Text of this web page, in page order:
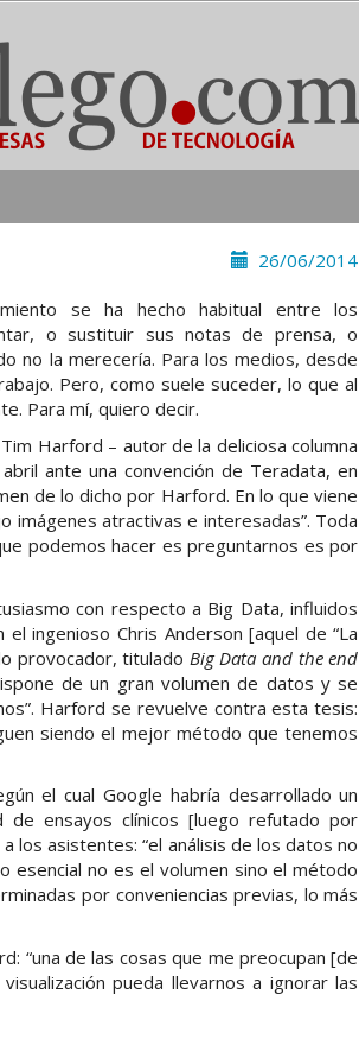
26/06/2014
se ha hecho habitual entre los
o sustituir sus notas de prensa, o
no la merecería. Para los medios, desde
Pero, como suele suceder, lo que al
Para mí, quiero decir.
Harford – autor de la deliciosa columna
ante una convención de Teradata, en
de lo dicho por Harford. En lo que viene
imágenes atractivas e interesadas”. Toda
podemos hacer es preguntarnos es por
con respecto a Big Data, influidos
ingenioso Chris Anderson [aquel de “La
provocador, titulado Big Data and the end
de un gran volumen de datos y se
Harford se revuelve contra esta tesis:
siendo el mejor método que tenemos
el cual Google habría desarrollado un
de ensayos clínicos [luego refutado por
los asistentes: “el análisis de los datos no
esencial no es el volumen sino el método
por conveniencias previas, lo más
“una de las cosas que me preocupan [de
pueda llevarnos a ignorar las